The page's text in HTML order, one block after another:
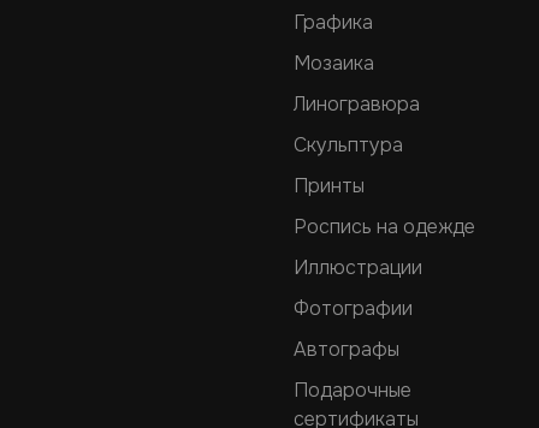
Графика
Мозаика
Линогравюра
Скульптура
Принты
Роспись на одежде
Иллюстрации
Фотографии
Автографы
Подарочные
сертификаты